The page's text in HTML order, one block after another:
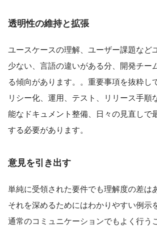
透明性の維持と拡張
ユースケースの理解、ユーザー課題など
少ない、言語の違いがある分、開発チー
る傾向があります。。重要事項を抜粋し
リシー化、運用、テスト、リリース手順
能なドキュメント整備、日々の見直しで
する必要があります。
意見を引き出す
単純に受領された要件でも理解度の差は
それを深めるためにはわかりやすい例示
通常のコミュニケーションでもよく行う